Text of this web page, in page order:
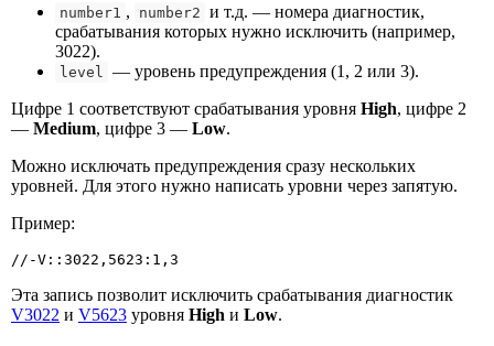
number1 , number2 и т.д. — номера диагностик,
срабатывания которых нужно исключить (например,
3022).
level
— уровень предупреждения (1, 2 или 3).
Цифре 1 соответствуют срабатывания уровня High, цифре 2
— Medium, цифре 3 — Low.
Можно исключать предупреждения сразу нескольких
уровней. Для этого нужно написать уровни через запятую.
Пример:
//-V::3022,5623:1,3
Эта запись позволит исключить срабатывания диагностик
V3022 и V5623 уровня High и Low.